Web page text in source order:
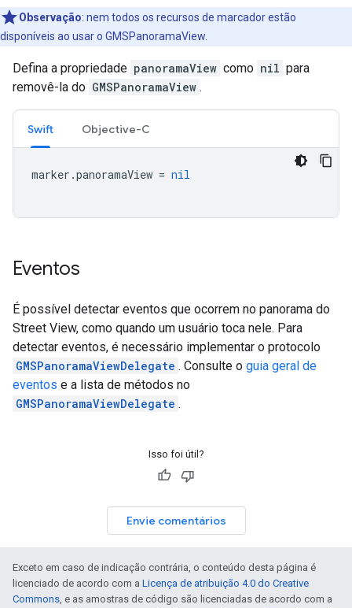
Observação: nem todos os recursos de marcador estão
disponíveis ao usar o GMSPanoramaView.
Defina a propriedade panoramaView como nil para
removê-la do GMSPanoramaView .
Swift Objective-C
marker .panoramaView = nil
Eventos
É possível detectar eventos que ocorrem no panorama do
Street View, como quando um usuário toca nele. Para
detectar eventos, é necessário implementar o protocolo
GMSPanoramaViewDelegate . Consulte o guia geral de
eventos e a lista de métodos no
GMSPanoramaViewDelegate .
Isso foi útil?
Envie comentários
Exceto em caso de indicação contrária, o conteúdo desta página é
licenciado de acordo com a Licença de atribuição 4.0 do Creative
Commons, e as amostras de código são licenciadas de acordo com a